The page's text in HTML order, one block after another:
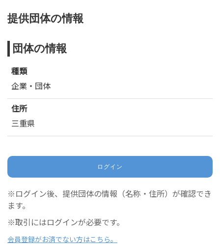
提供団体の情報
団体の情報
種類
企業・団体
住所
三重県
ログイン
※ログイン後、提供団体の情報（名称・住所）が確認でき
ます。
※取引にはログインが必要です。
会員登録がお済でない方はこちら。